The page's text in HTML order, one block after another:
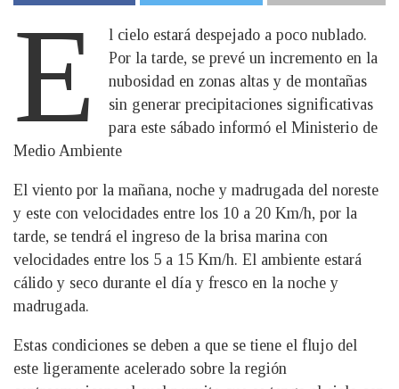
E
l cielo estará despejado a poco nublado.
Por la tarde, se prevé un incremento en la
nubosidad en zonas altas y de montañas
sin generar precipitaciones significativas
para este sábado informó el Ministerio de
Medio Ambiente
El viento por la mañana, noche y madrugada del noreste
y este con velocidades entre los 10 a 20 Km/h, por la
tarde, se tendrá el ingreso de la brisa marina con
velocidades entre los 5 a 15 Km/h. El ambiente estará
cálido y seco durante el día y fresco en la noche y
madrugada.
Estas condiciones se deben a que se tiene el flujo del
este ligeramente acelerado sobre la región